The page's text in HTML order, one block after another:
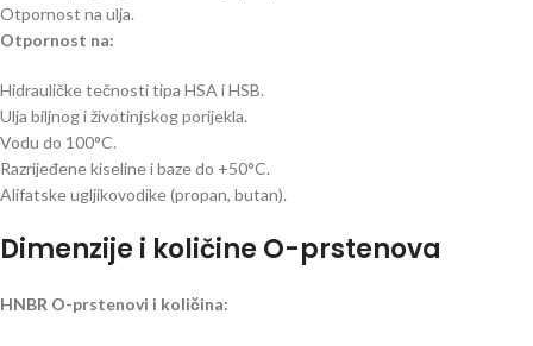
Otpornost na ulja.
Otpornost na:
Hidrauličke tečnosti tipa HSA i HSB.
Ulja biljnog i životinjskog porijekla.
Vodu do 100°C.
Razrijeđene kiseline i baze do +50°C.
Alifatske ugljikovodike (propan, butan).
Dimenzije i količine O-prstenova
HNBR O-prstenovi i količina: